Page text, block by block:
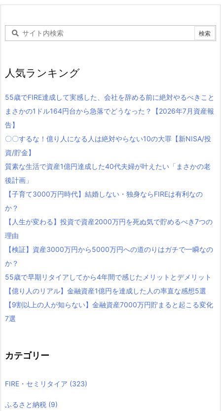
人気ランキング
55歳でFIRE達成して実感した、会社を辞める前に絶対やるべきこと
まさかの1ドル164円台から急落でどうなった？【2026年7月資産報
告】
〇〇するな！億り人になる人は絶対やらない10の大罪【新NISA/投
資/貯金】
質素な生活で資産1億円達成した40代夫婦が叶えたい「まさかの老
後計画」
【子育て3000万円時代】結婚しない・独身ならFIREは有利なの
か？
【人生が変わる】投資で資産2000万円を死ぬ気で貯めるべき7つの
理由
【検証】資産3000万円から5000万円への道のりはガチで一瞬なの
か？
55歳で早期リタイアしてから4年間で感じたメリットとデメリット
【億り人のリアル】金融資産1億円を達成した人の率直な感想5選
【9割以上の人が知らない】金融資産7000万円貯まると起こる変化
7選
カテゴリー
FIRE・セミリタイア (323)
ふるさと納税 (9)